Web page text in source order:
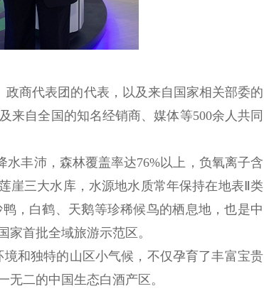
商代表团的代表，以及来自国家相关部委的
来自全国的知名经销商、媒体等500余人共同
丰沛，森林覆盖率达76%以上，负氧离子含
崖三大水库，水源地水质常年保持在地表Ⅱ类
白鹤、天鹅等珍稀候鸟的栖息地，也是中
首批全域旅游示范区。
和独特的山区小气候，不仅孕育了丰富宝贵
二的中国生态白酒产区。